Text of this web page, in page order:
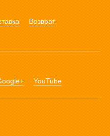
Возврат
YouTube